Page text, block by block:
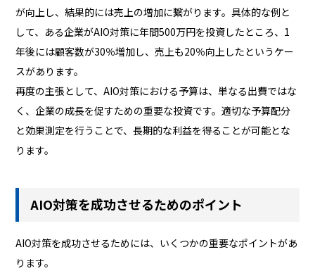
が向上し、結果的には売上の増加に繋がります。具体的な例と
して、ある企業がAIO対策に年間500万円を投資したところ、1
年後には顧客数が30％増加し、売上も20％向上したというケー
スがあります。
再度の主張として、AIO対策における予算は、単なる出費ではな
く、企業の成長を促すための重要な投資です。適切な予算配分
と効果測定を行うことで、長期的な利益を得ることが可能とな
ります。
AIO対策を成功させるためのポイント
AIO対策を成功させるためには、いくつかの重要なポイントがあ
ります。